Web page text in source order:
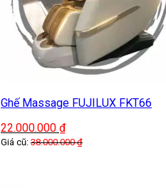
Ghế Massage FUJILUX FKT66
22.000.000 ₫
Giá cũ: 38.000.000₫